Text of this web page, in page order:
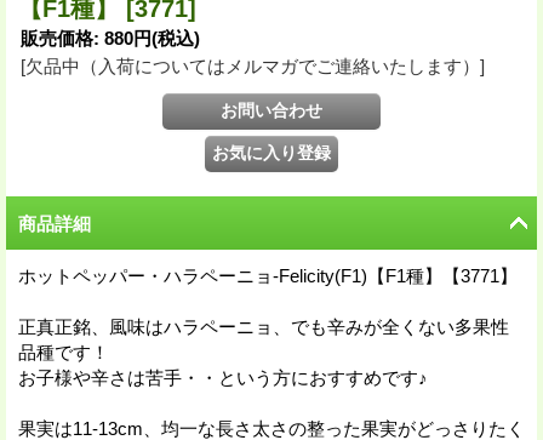
【F1種】 [3771]
販売価格: 880円(税込)
[欠品中（入荷についてはメルマガでご連絡いたします）]
商品詳細
ホットペッパー・ハラペーニョ-Felicity(F1)【F1種】【3771】
正真正銘、風味はハラペーニョ、でも辛みが全くない多果性
品種です！
お子様や辛さは苦手・・という方におすすめです♪
果実は11-13cm、均一な長さ太さの整った果実がどっさりたく